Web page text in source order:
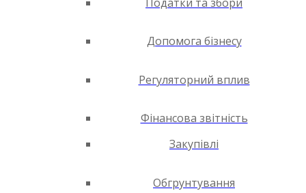
Допомога бізнесу
Регуляторний вплив
Фінансова звітність
Закупівлі
Обгрунтування